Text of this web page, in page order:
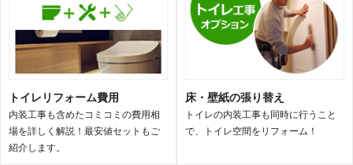
トイレリフォーム費用
内装工事も含めたコミコミの費用相
場を詳しく解説！最安値セットもご
紹介します。
床・壁紙の張り替え
トイレの内装工事も同時に行うこと
で、トイレ空間をリフォーム！